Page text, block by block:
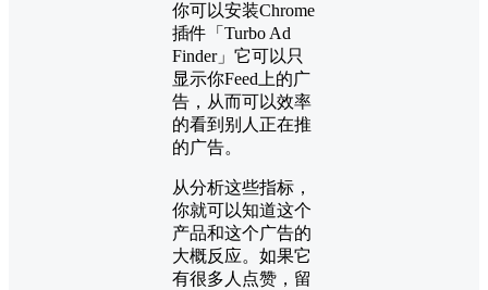
你可以安装Chrome
插件「Turbo Ad
Finder」它可以只
显示你Feed上的广
告，从而可以效率
的看到别人正在推
的广告。
从分析这些指标，
你就可以知道这个
产品和这个广告的
大概反应。如果它
有很多人点赞，留